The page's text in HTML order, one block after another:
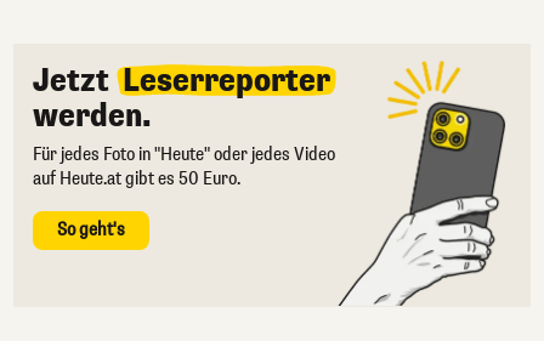
Jetzt Leserreporter
werden.
Für jedes Foto in "Heute" oder jedes Video
auf Heute.at gibt es 50 Euro.
So geht's